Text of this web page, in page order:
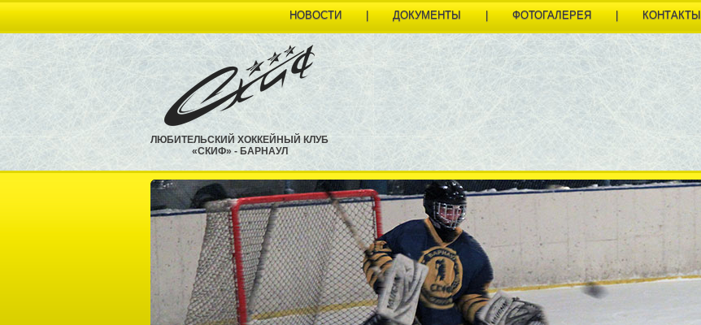
НОВОСТИ | ДОКУМЕНТЫ | ФОТОГАЛЕРЕЯ | КОНТАКТЫ
ЛЮБИТЕЛЬСКИЙ ХОККЕЙНЫЙ КЛУБ
«СКИФ» - БАРНАУЛ